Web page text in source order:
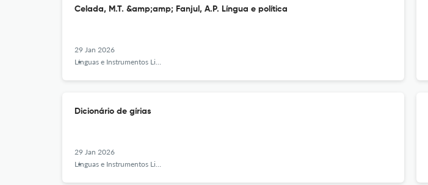
Celada, M.T. &amp;amp; Fanjul, A.P. Língua e política
29 Jan 2026
Línguas e Instrumentos Linguísticos
Dicionário de gírias
29 Jan 2026
Línguas e Instrumentos Linguísticos